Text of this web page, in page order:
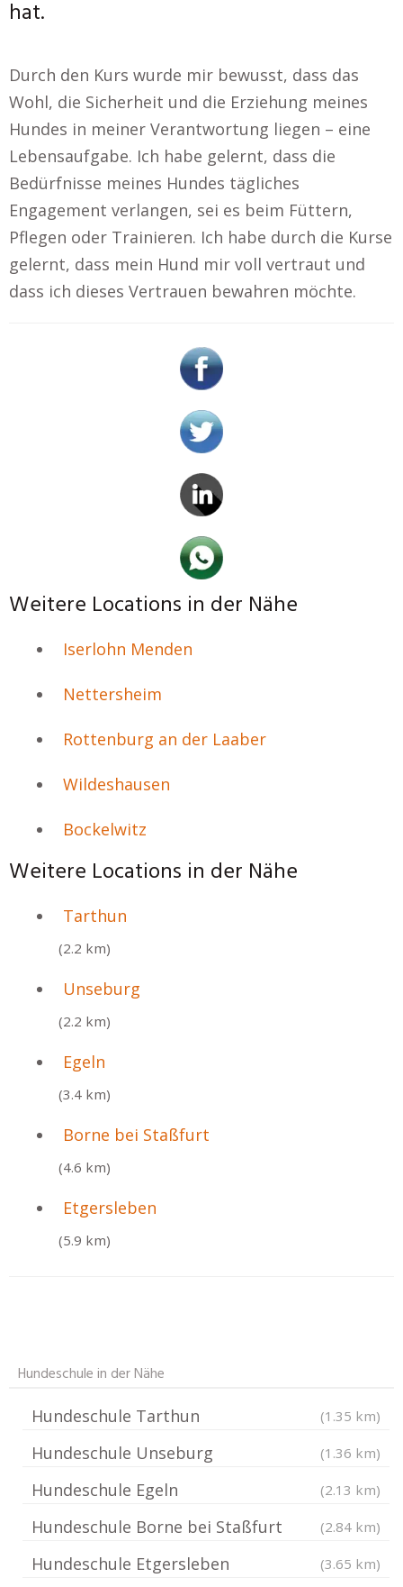
hat.
Durch den Kurs wurde mir bewusst, dass das
Wohl, die Sicherheit und die Erziehung meines
Hundes in meiner Verantwortung liegen – eine
Lebensaufgabe. Ich habe gelernt, dass die
Bedürfnisse meines Hundes tägliches
Engagement verlangen, sei es beim Füttern,
Pflegen oder Trainieren. Ich habe durch die Kurse
gelernt, dass mein Hund mir voll vertraut und
dass ich dieses Vertrauen bewahren möchte.
Weitere Locations in der Nähe
Iserlohn Menden
Nettersheim
Rottenburg an der Laaber
Wildeshausen
Bockelwitz
Weitere Locations in der Nähe
Tarthun
(2.2 km)
Unseburg
(2.2 km)
Egeln
(3.4 km)
Borne bei Staßfurt
(4.6 km)
Etgersleben
(5.9 km)
Hundeschule in der Nähe
Hundeschule Tarthun (1.35 km)
Hundeschule Unseburg (1.36 km)
Hundeschule Egeln (2.13 km)
Hundeschule Borne bei Staßfurt (2.84 km)
Hundeschule Etgersleben (3.65 km)